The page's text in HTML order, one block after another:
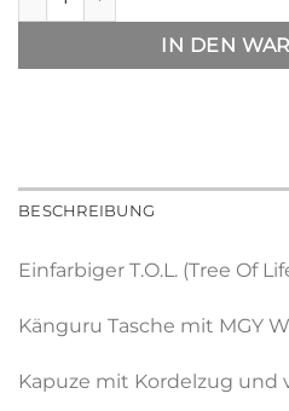
IN DEN
BESCHREIBUNG
Einfarbiger T.O.L. (Tree Of
Känguru Tasche mit MGY
Kapuze mit Kordelzug und